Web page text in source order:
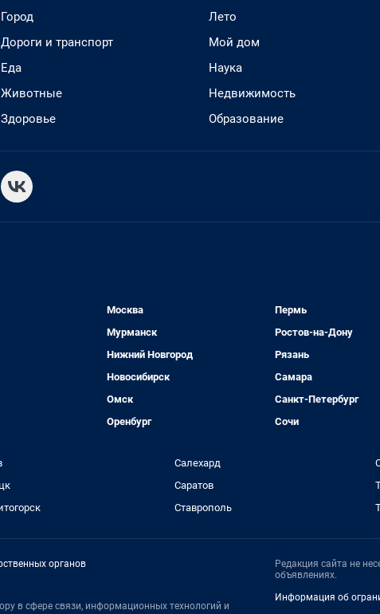
Город
Дороги и транспорт
Еда
Животные
Здоровье
Лето
Мой дом
Наука
Недвижимость
Образование
Москва
Мурманск
Нижний Новгород
Новосибирск
Омск
Оренбург
Пермь
Ростов-на-Дону
Рязань
Самара
Санкт-Петербург
Сочи
Салехард
Саратов
Ставрополь
органов
в сфере связи, информационных технологий и
Редакция сайта не
объявлениях.
Информация об